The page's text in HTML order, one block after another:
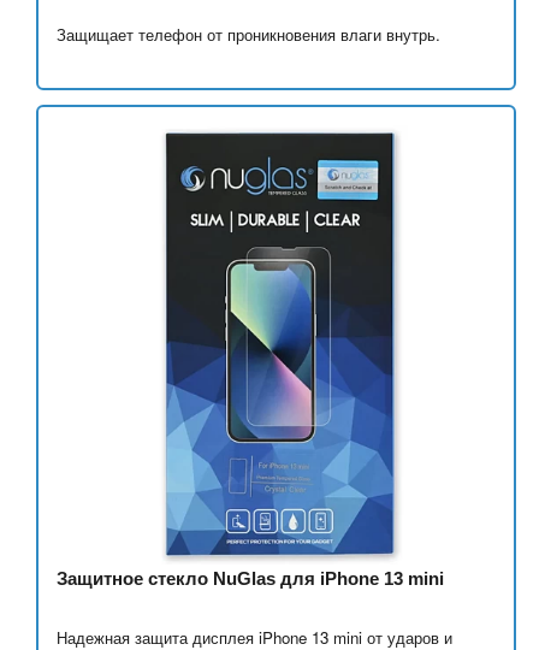
Защищает телефон от проникновения влаги внутрь.
Защитное стекло NuGlas для iPhone 13 mini
Надежная защита дисплея iPhone 13 mini от ударов и